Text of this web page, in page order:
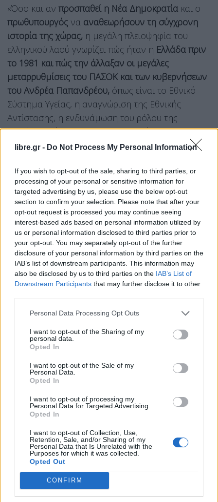
libre.gr - Do Not Process My Personal Information
If you wish to opt-out of the sale, sharing to third parties, or
processing of your personal or sensitive information for
targeted advertising by us, please use the below opt-out
section to confirm your selection. Please note that after your
opt-out request is processed you may continue seeing
interest-based ads based on personal information utilized by
us or personal information disclosed to third parties prior to
your opt-out. You may separately opt-out of the further
disclosure of your personal information by third parties on the
IAB’s list of downstream participants. This information may
also be disclosed by us to third parties on the IAB’s List of
Downstream Participants that may further disclose it to other
Personal Data Processing Opt Outs
I want to opt-out of the Sharing of my
personal data.
Opted In
I want to opt-out of the Sale of my
Personal Data.
Opted In
I want to opt-out of processing my
Personal Data for Targeted Advertising.
Opted In
I want to opt-out of Collection, Use,
Retention, Sale, and/or Sharing of my
Personal Data that Is Unrelated with the
Purposes for which it was collected.
Opted Out
CONFIRM
«Όσο και αν προσπαθεί η Νέα Δημοκρατία και ο
πρωθυπουργός να αναθεωρήσουν τη σύγχρονη
ιστορία της χώρας, η μεγάλη πλειοψηφία του
ελληνικού λαού γνωρίζει πώς ήταν η Ελλάδα πριν
το 1981 και πώς την άλλαξαν οι μεγάλες
μεταρρυθμίσεις του ΠΑΣΟΚ και των κυβερνήσεων
του Ανδρέα Παπανδρέου, όπως είναι το Εθνικό
Σύστημα Υγείας, η αναγνώριση της Εθνικής
Αντίστασης, η ενδυνάμωση του ρόλου της
γυναίκας, η ίδρυση του ΑΣΕΠ», τονίζει το ΠΑΣΟΚ-
ΚΙΝΑΛ με ανακοίνωση του Γραφείου Τύπου του
Επιπλέον υπογραμμίζει πώς «όλα αυτά άλλωστε
πιστοποιούνται σε κάθε διαθέσιμη δημοσκόπηση
που αναδεικνύει τονΑνδρέα Παπανδρέουως πιο
επιτυχημένο και δημοφιλή πρωθυπουργό της
Μεταπολίτευσης, καταρρίπτοντας το κυβερνητικό
αφήγημα».
Facebook Share on X Bluesky
Email Copy Link
Tags: ΑΝΔΡΕΑΣ ΠΑΠΑΝΔΡΕΟΥ ΠΑΣΟΚ